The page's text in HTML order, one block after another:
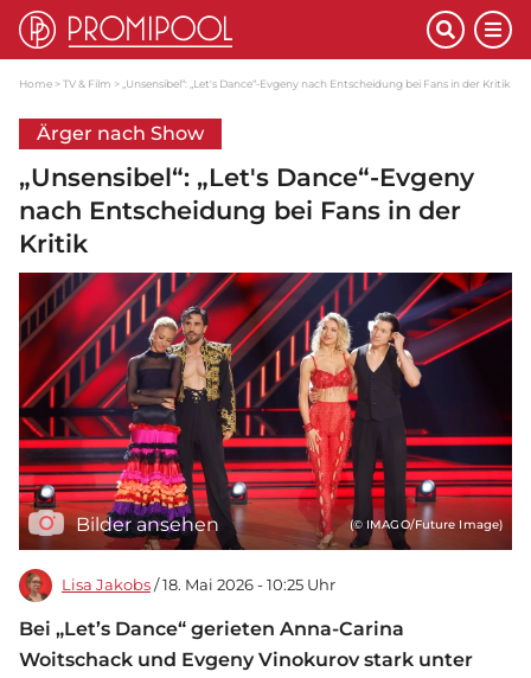
Home TV & Film „Unsensibel“: „Let's Dance“-Evgeny nach Entscheidung bei Fans in der Kritik
Ärger nach Show
„Unsensibel“: „Let's Dance“-Evgeny
nach Entscheidung bei Fans in der
Kritik
Bilder ansehen (© IMAGO/Future Image)
Lisa Jakobs / 18. Mai 2026 - 10:25 Uhr
Bei „Let’s Dance“ gerieten Anna-Carina
Woitschack und Evgeny Vinokurov stark unter